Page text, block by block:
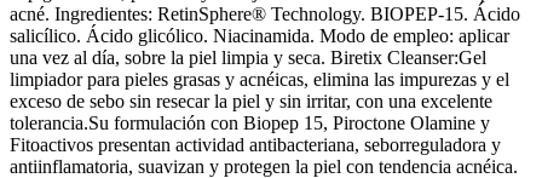
acné. Ingredientes: RetinSphere® Technology. BIOPEP-15. Ácido
salicílico. Ácido glicólico. Niacinamida. Modo de empleo: aplicar
una vez al día, sobre la piel limpia y seca. Biretix Cleanser:Gel
limpiador para pieles grasas y acnéicas, elimina las impurezas y el
exceso de sebo sin resecar la piel y sin irritar, con una excelente
tolerancia.Su formulación con Biopep 15, Piroctone Olamine y
Fitoactivos presentan actividad antibacteriana, seborreguladora y
antiinflamatoria, suavizan y protegen la piel con tendencia acnéica.